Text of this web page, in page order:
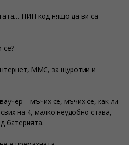
ПИН код нящо да ви са
се?
ММС, за щуротии и
– мъчих се, мъчих се, как ли
на 4, малко неудобно става,
батерията.